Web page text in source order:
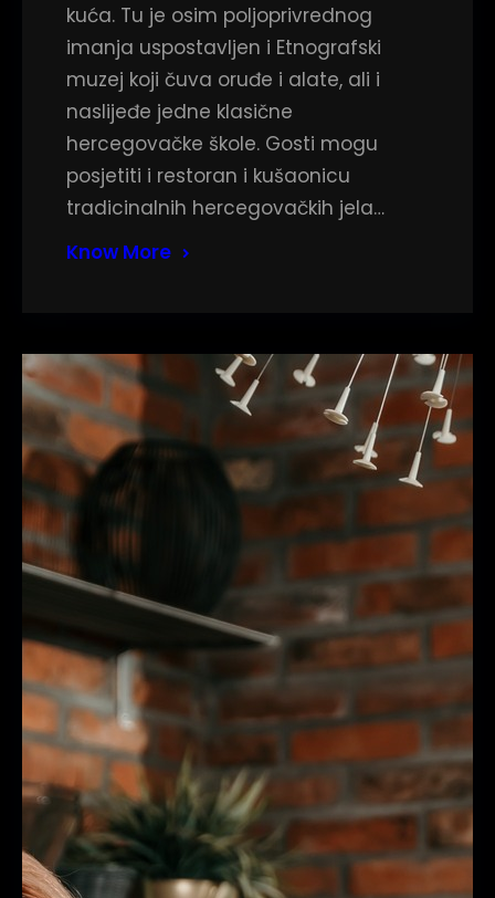
kuća. Tu je osim poljoprivrednog
imanja uspostavljen i Etnografski
muzej koji čuva oruđe i alate, ali i
naslijeđe jedne klasične
hercegovačke škole. Gosti mogu
posjetiti i restoran i kušaonicu
tradicinalnih hercegovačkih jela…
Know More